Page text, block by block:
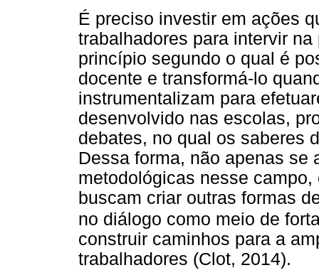
É preciso investir em ações
trabalhadores para intervir
princípio segundo o qual é
docente e transformá-lo
instrumentalizam para
desenvolvido nas escolas,
debates, no qual os saberes
Dessa forma, não apenas se
metodológicas nesse
buscam criar outras formas
no diálogo como meio de
construir caminhos para a
trabalhadores (Clot, 2014).